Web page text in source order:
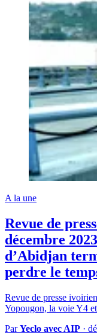
A la une
Revue de
décembre
d’Abidjan
perdre le
Revue de presse
Yopougon, la voie Y4
ParYeclo avec AIP ·